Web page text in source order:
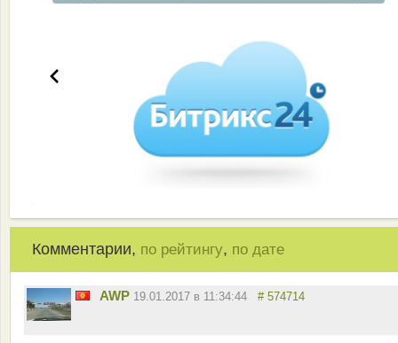
Комментарии, по рейтингу, по дате
AWP 19.01.2017 в 11:34:44 # 574714